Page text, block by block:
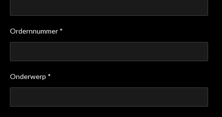
Ordernnummer *
Onderwerp *